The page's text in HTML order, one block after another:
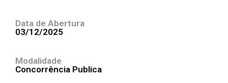
Data de Abertura
03/12/2025
Modalidade
Concorrência Publica